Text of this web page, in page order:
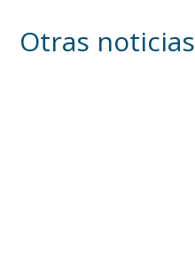
Otras noticias